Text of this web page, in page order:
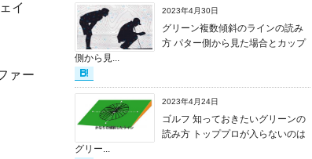
イ
ァー
2023年4月30日
グリーン複数傾斜のラインの読み
方 パター側から見た場合とカップ
側から見...
2023年4月24日
ゴルフ 知っておきたいグリーンの
読み方 トッププロが入らないのは
グリー...